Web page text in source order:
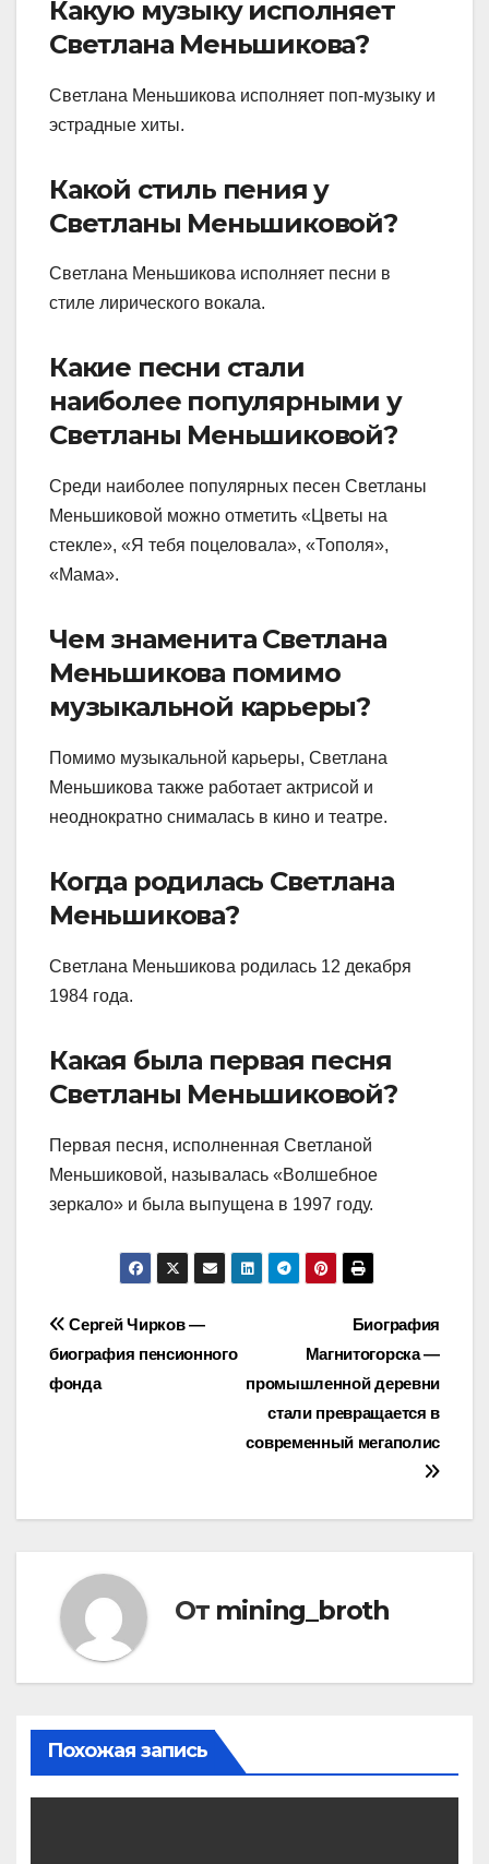
Какую музыку исполняет
Светлана Меньшикова?
Светлана Меньшикова исполняет поп-музыку и
эстрадные хиты.
Какой стиль пения у
Светланы Меньшиковой?
Светлана Меньшикова исполняет песни в
стиле лирического вокала.
Какие песни стали
наиболее популярными у
Светланы Меньшиковой?
Среди наиболее популярных песен Светланы
Меньшиковой можно отметить «Цветы на
стекле», «Я тебя поцеловала», «Тополя»,
«Мама».
Чем знаменита Светлана
Меньшикова помимо
музыкальной карьеры?
Помимо музыкальной карьеры, Светлана
Меньшикова также работает актрисой и
неоднократно снималась в кино и театре.
Когда родилась Светлана
Меньшикова?
Светлана Меньшикова родилась 12 декабря
1984 года.
Какая была первая песня
Светланы Меньшиковой?
Первая песня, исполненная Светланой
Меньшиковой, называлась «Волшебное
зеркало» и была выпущена в 1997 году.
Навигация
по
Биография
Магнитогорска —
промышленной деревни
стали превращается в
современный мегаполис
Сергей Чирков —
биография пенсионного
фонда
От mining_broth
Похожая запись